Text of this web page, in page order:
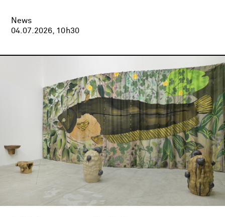
News
04.07.2026, 10h30